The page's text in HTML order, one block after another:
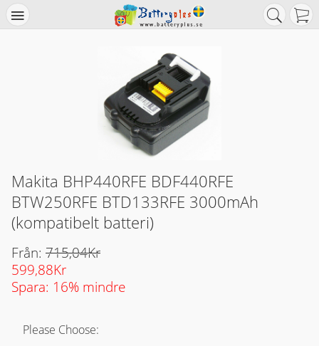
Makita BHP440RFE BDF440RFE
BTW250RFE BTD133RFE 3000mAh
(kompatibelt batteri)
Från: 715,04Kr
599,88Kr
Spara: 16% mindre
Please Choose: